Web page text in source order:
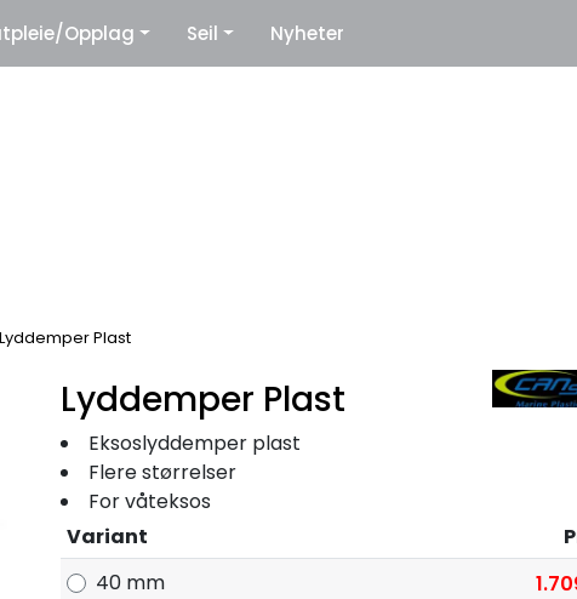
Opplag Seil Nyheter
Lyddemper Plast
Lyddemper Plast
Eksoslyddemper plast
Flere størrelser
For våteksos
Variant
40 mm